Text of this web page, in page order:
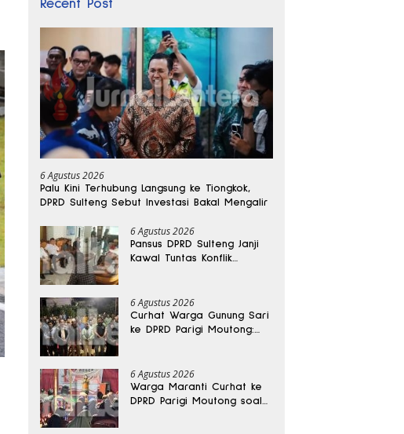
Recent Post
6 Agustus 2026
Palu Kini Terhubung Langsung ke Tiongkok,
DPRD Sulteng Sebut Investasi Bakal Mengalir
6 Agustus 2026
Pansus DPRD Sulteng Janji
Kawal Tuntas Konflik
6 Agustus 2026
Curhat Warga Gunung Sari
ke DPRD Parigi Moutong:
6 Agustus 2026
Warga Maranti Curhat ke
DPRD Parigi Moutong soal